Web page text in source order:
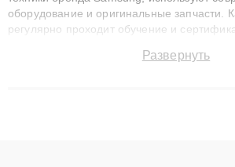
оборудование и оригинальные запчасти.
регулярно проходит обучение и
технику с сохранением гарантии до 3
Развернуть